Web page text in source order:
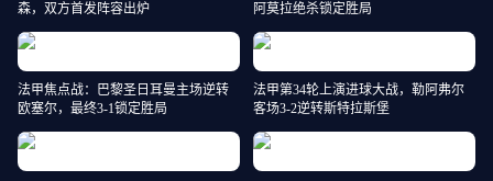
森，双方首发阵容出炉
阿莫拉绝杀锁定胜局
法甲焦点战：巴黎圣日耳曼主场逆转
欧塞尔，最终3-1锁定胜局
法甲第34轮上演进球大战，勒阿弗尔
客场3-2逆转斯特拉斯堡